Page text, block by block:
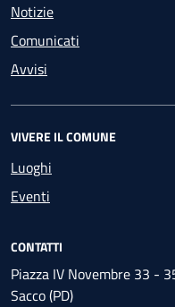
Notizie
Comunicati
Avvisi
VIVERE IL COMUNE
Luoghi
Eventi
CONTATTI
Piazza IV Novembre 33 -
Sacco (PD)